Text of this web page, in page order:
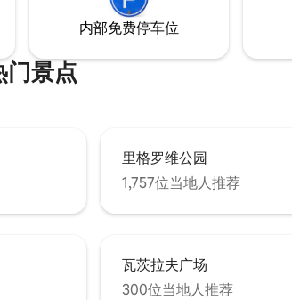
内部免费停车位
门景点
里格罗维公园
1,757位当地人推荐
瓦茨拉夫广场
300位当地人推荐